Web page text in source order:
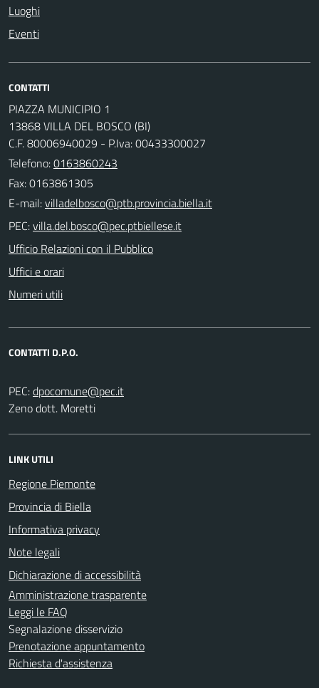
Luoghi
Eventi
CONTATTI
PIAZZA MUNICIPIO 1
13868 VILLA DEL BOSCO (BI)
C.F. 80006940029 - P.Iva: 00433300027
Telefono:0163860243
Fax: 0163861305
E-mail:
PEC:
Ufficio Relazioni con il Pubblico
Uffici e orari
Numeri utili
CONTATTI D.P.O.
PEC:
Zeno dott. Moretti
LINK UTILI
Regione Piemonte
Provincia di Biella
Informativa privacy
Note legali
Dichiarazione di accessibilità
Amministrazione trasparente
Leggi le FAQ
Segnalazione disservizio
Prenotazione appuntamento
Richiesta d'assistenza